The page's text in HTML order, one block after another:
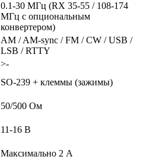
0.1-30 МГц (RX 35-55 / 108-174
МГц с опциональным
конвертером)
AM / AM-sync / FM / CW / USB /
LSB / RTTY
>-
SO-239 + клеммы (зажимы)
50/500 Ом
11-16 В
Максимально 2 А